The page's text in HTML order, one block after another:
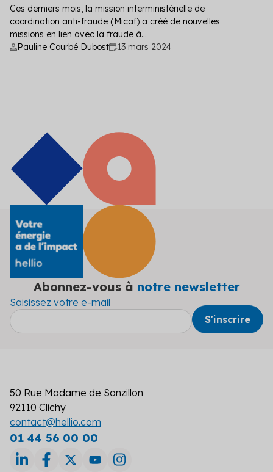
Ces derniers mois, la mission interministérielle de
coordination anti-fraude (Micaf) a créé de nouvelles
missions en lien avec la fraude à...
Pauline Courbé Dubost
13 mars 2024
Abonnez-vous à notre newsletter
Saisissez votre e-mail
50 Rue Madame de Sanzillon
92110 Clichy
contact@hellio.com
01 44 56 00 00